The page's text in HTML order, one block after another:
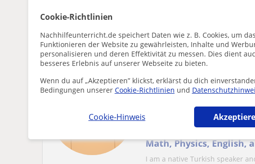
Cookie-Richtlinien
Nachhilfeunterricht.de speichert Daten wie z. B. Cookies, um
Funktionieren der Website zu gewährleisten, Inhalte und
personalisieren und deren Effektivität zu messen. Dies dient
besseres Erlebnis auf unserer Webseite zu bieten.
Wenn du auf „Akzeptieren” klickst, erklärst du dich
Bedingungen unserer Cookie-Richtlinien und
Cookie-Hinweis
Hi! I’m Alan George, a
have a deep passion for physics
Cigdem
Jena
Grundschule
Passionate native
Math, Physics, English,
of all ages.
I am a native Turkish speaker